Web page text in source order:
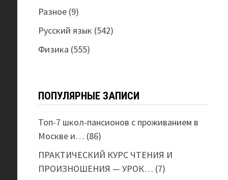
Разное(9)
Русский язык (542)
Физика (555)
ПОПУЛЯРНЫЕ ЗАПИСИ
Топ-7 школ-пансионов с проживанием в
Москве и… (86)
ПРАКТИЧЕСКИЙ КУРС ЧТЕНИЯ И
ПРОИЗНОШЕНИЯ — УРОК… (7)